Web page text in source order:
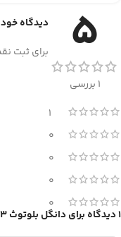
5
1 بررسی
1
0
0
0
0
1 دیدگاه برای دانگل بلوتوث Earldom M73
دیدگاه
برای ثبت